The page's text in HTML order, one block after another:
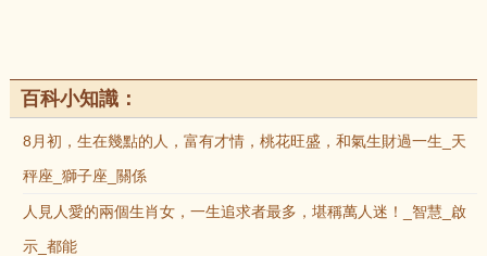
百科小知識：
8月初，生在幾點的人，富有才情，桃花旺盛，和氣生財過一生_天
秤座_獅子座_關係
人見人愛的兩個生肖女，一生追求者最多，堪稱萬人迷！_智慧_啟
示_都能